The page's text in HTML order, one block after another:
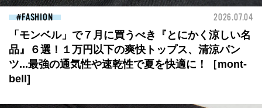
FASHION 2026.07.04
「モンベル」で７月に買うべき『とにかく涼しい名
品』６選！１万円以下の爽快トップス、清涼パン
ツ...最強の通気性や速乾性で夏を快適に！［mont-
bell]